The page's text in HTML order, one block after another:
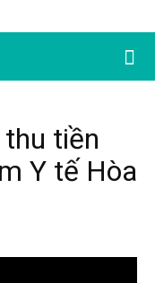
tiền
Y tế Hòa